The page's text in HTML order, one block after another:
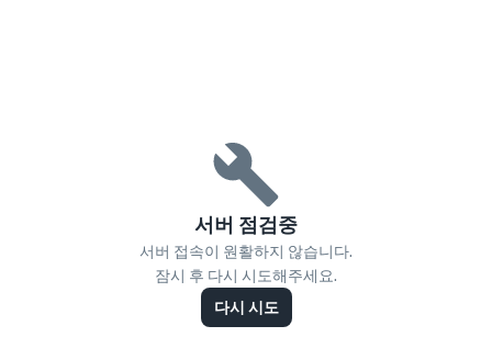
서버 점검중
서버 접속이 원활하지 않습니다.
잠시 후 다시 시도해주세요.
다시 시도